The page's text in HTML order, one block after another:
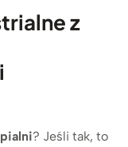
z
? Jeśli tak, to